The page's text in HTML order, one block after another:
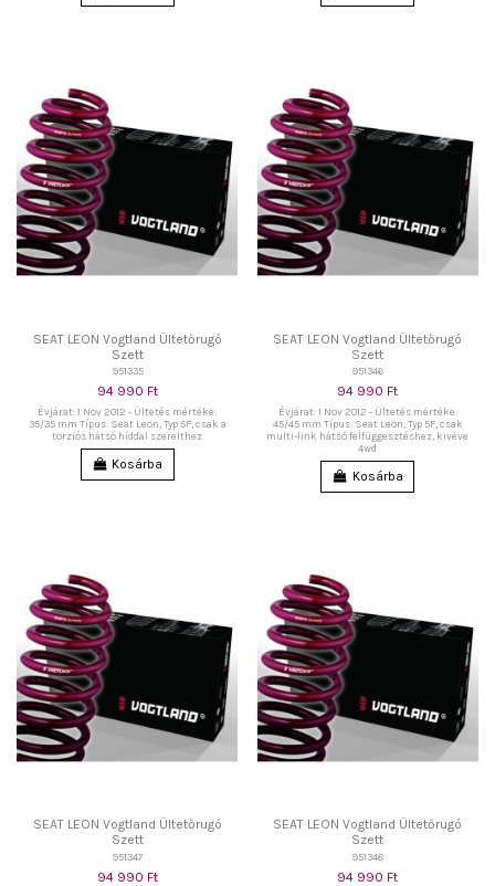
SEAT LEON Vogtland Ültetőrugó
Szett
951335
94 990 Ft
Évjárat: 1 Nov 2012 - Ültetés mértéke:
35/35 mm Típus: Seat Leon, Typ 5F, csak a
torziós hátsó híddal szerelthez
Kosárba
SEAT LEON Vogtland Ültetőrugó
Szett
951346
94 990 Ft
Évjárat: 1 Nov 2012 - Ültetés mértéke:
45/45 mm Típus: Seat Leon, Typ 5F, csak
multi-link hátsó felfüggesztéshez, kivéve
4wd
Kosárba
SEAT LEON Vogtland Ültetőrugó
Szett
951347
94 990 Ft
SEAT LEON Vogtland Ültetőrugó
Szett
951348
94 990 Ft